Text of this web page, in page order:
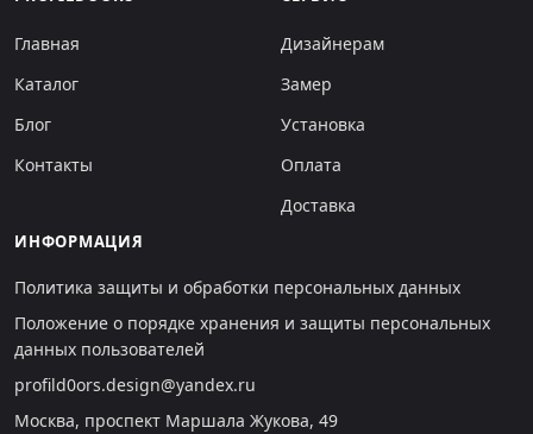
Главная
Каталог
Блог
Контакты
Дизайнерам
Замер
Установка
Оплата
Доставка
ИНФОРМАЦИЯ
Политика защиты и обработки персональных данных
Положение о порядке хранения и защиты персональных
данных пользователей
profild0ors.design@yandex.ru
Москва, проспект Маршала Жукова, 49